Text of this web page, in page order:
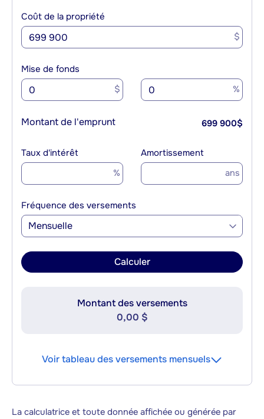
Coût de la propriété
$
Mise de fonds
$ %
Montant de l'emprunt 699 900$
Taux d'intérêt
%
Amortissement
ans
Fréquence des versements
Mensuelle
Calculer
Montant des versements
0,00 $
Voir tableau des versements mensuels
La calculatrice et toute donnée affichée ou générée par